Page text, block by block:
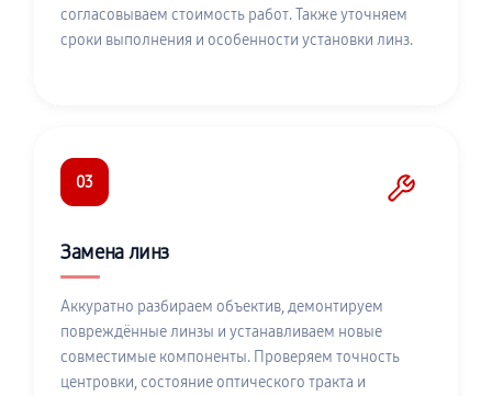
согласовываем стоимость работ. Также уточняем
сроки выполнения и особенности установки линз.
03
Замена линз
Аккуратно разбираем объектив, демонтируем
повреждённые линзы и устанавливаем новые
совместимые компоненты. Проверяем точность
центровки, состояние оптического тракта и